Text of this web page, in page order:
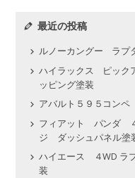
最近の投稿
ルノーカングー ラプ
ハイラックス ピッ
ッピング塗装
アバルト５９５コン
フィアット パンダ
ジ ダッシュパネル塗
ハイエース ４WD ラ
装